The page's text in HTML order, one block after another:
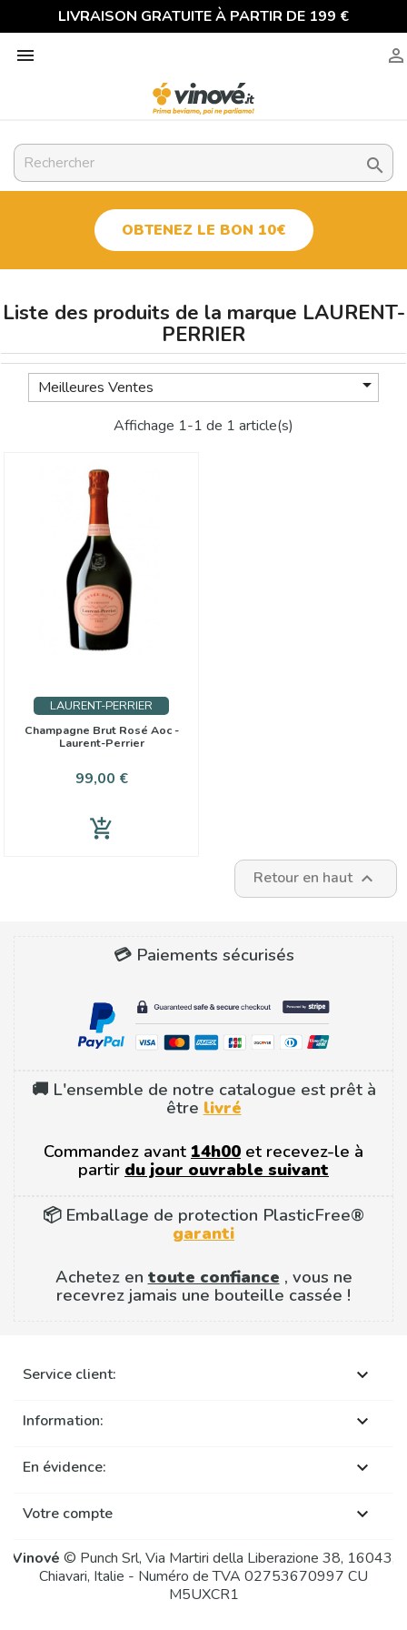
LIVRAISON GRATUITE À PARTIR DE 199 €
 

OBTENEZ LE BON 10€
Liste des produits de la marque LAURENT-
PERRIER
Meilleures Ventes 
Affichage 1-1 de 1 article(s)
LAURENT-PERRIER
Champagne Brut Rosé Aoc -
Laurent-Perrier
Prix
99,00 €
add_shopping_cart
Retour en haut 
💳 Paiements sécurisés
🚚 L'ensemble de notre catalogue est prêt à
être livré
Commandez avant 14h00 et recevez-le à
partir du jour ouvrable suivant
📦 Emballage de protection PlasticFree®
garanti
Achetez en toute confiance , vous ne
recevrez jamais une bouteille cassée !
Service client: 
Information: 
En évidence: 
Votre compte 
Vinové © Punch Srl, Via Martiri della Liberazione 38, 16043,
Chiavari, Italie - Numéro de TVA 02753670997 CU
M5UXCR1